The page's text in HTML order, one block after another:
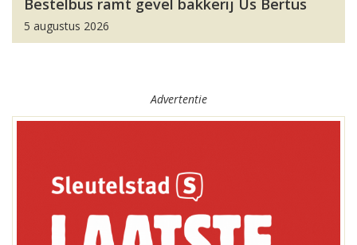
Bestelbus ramt gevel bakkerij Us Bertus
5 augustus 2026
Advertentie